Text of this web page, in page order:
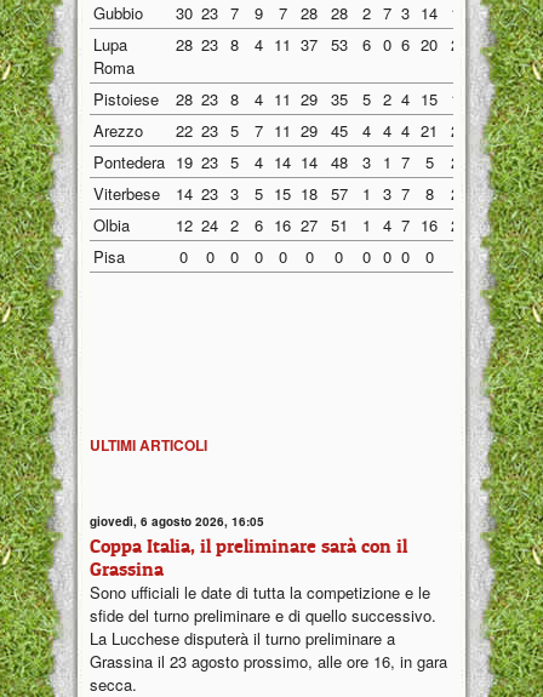
Gubbio
30 23 7 9 7 28 28 2 7 3 14 13 5 2 4
Lupa
Roma
28 23 8 4 11 37 53 6 0 6 20 25 2 4 5
Pistoiese 28 23 8 4 11 29 35 5 2 4 15 13 3 2 7
Arezzo
22 23 5 7 11 29 45 4 4 4 21 21 1 3 7
Pontedera 19 23 5 4 14 14 48 3 1 7 5 24 2 3 7
Viterbese
14 23 3 5 15 18 57 1 3 7 8 29 2 2 8
Olbia
12 24 2 6 16 27 51 1 4 7 16 23 1 2 9
Pisa
0 0 0 0 0 0 0 0 0 0 0 0 0 0
ULTIMI ARTICOLI
giovedì, 6 agosto 2026, 16:05
Coppa Italia, il preliminare sarà con il
Grassina
Sono ufficiali le date di tutta la competizione e le
sfide del turno preliminare e di quello successivo.
La Lucchese disputerà il turno preliminare a
Grassina il 23 agosto prossimo, alle ore 16, in gara
secca.